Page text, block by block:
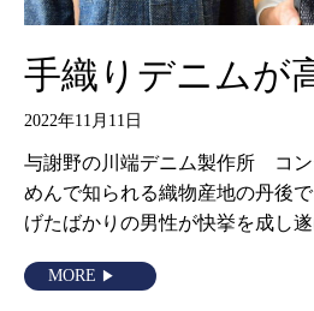
手織りデニムが
2022年11月11日
与謝野の川端デニム製作所 コン
めんで知られる織物産地の丹後
げたばかりの男性が快挙を成し
MORE